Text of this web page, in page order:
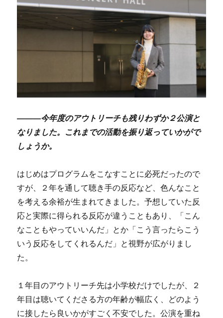
―――今年度のアウトリーチも残りわずか２公演と
なりました。これまでの活動を振り返っていかがで
しょうか。
はじめはプログラムをこなすことに必死だったので
すが、２年を通して聴き手の反応など、色んなこと
を考える余裕が生まれてきました。予想していた反
応と実際に得られる反応が違うこともあり、「こん
なこともやっていいんだ」とか「こう言ったらこう
いう反応をしてくれるんだ」と視野が広がりまし
た。
１年目のアウトリーチ先は小学校だけでしたが、２
年目は聴いてくださる方の年齢が幅広く、どのよう
に接したら良いかがすごく不安でした。公演を重ね